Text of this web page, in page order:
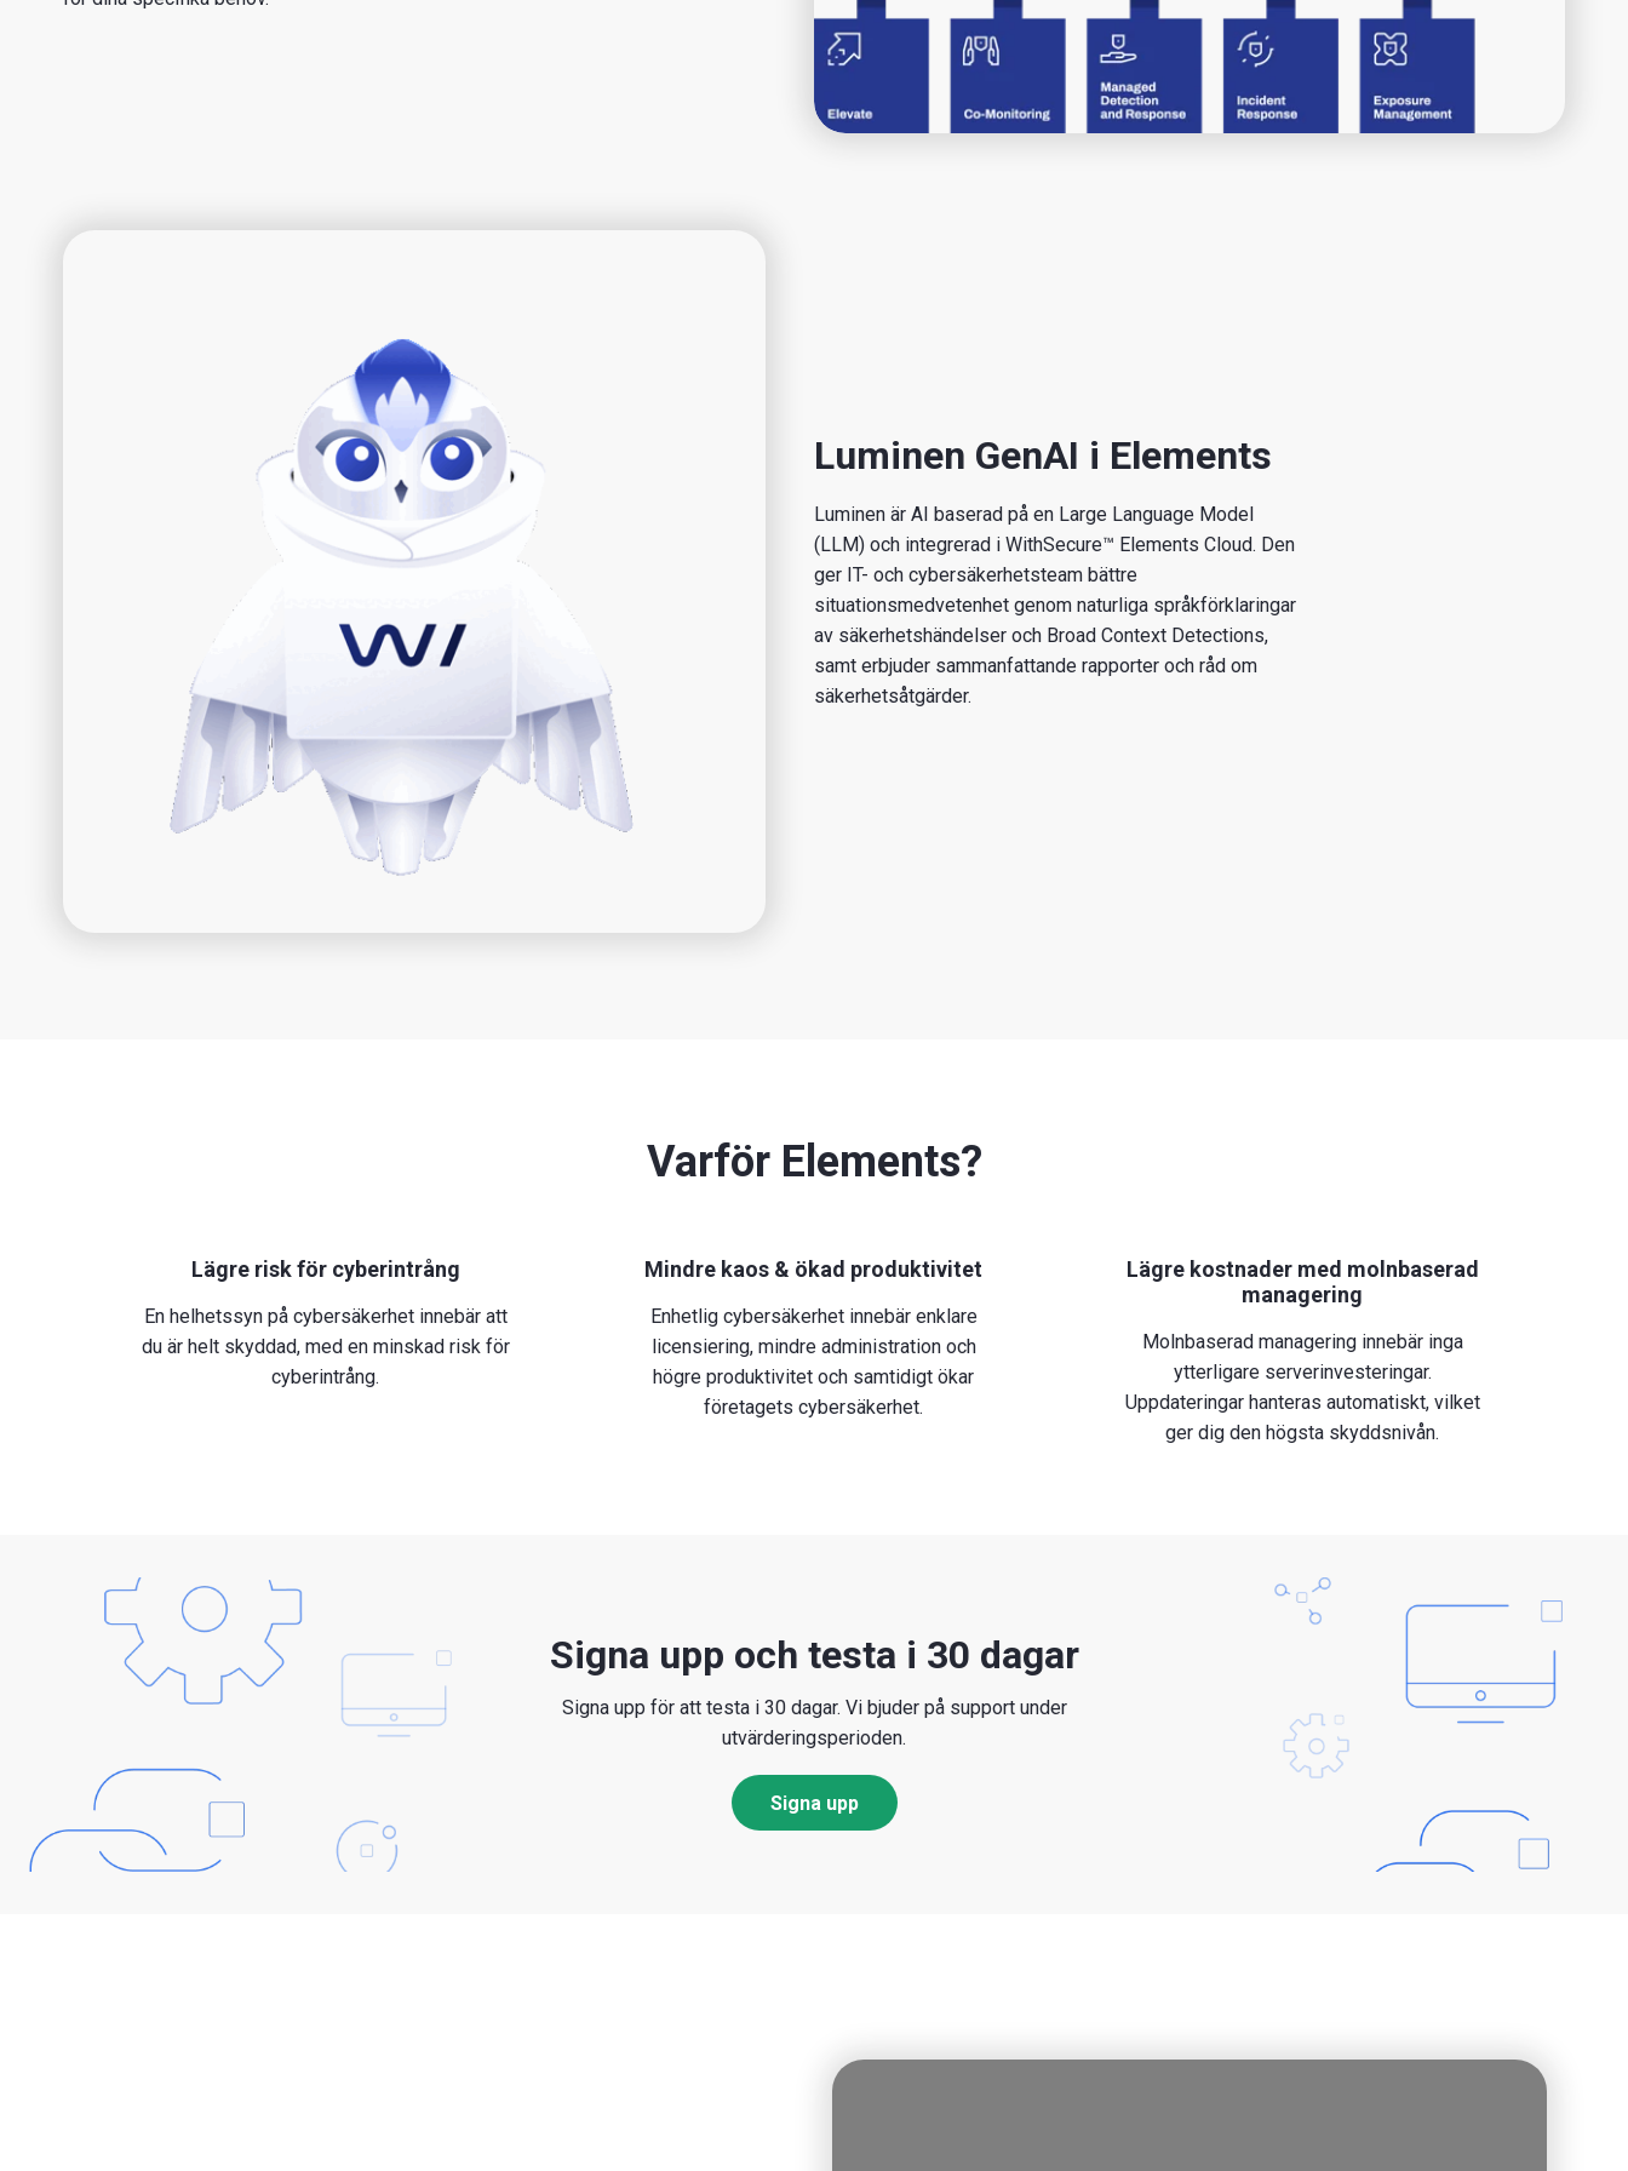
Luminen GenAI i Elements
Luminen är AI baserad på en Large Language Model
(LLM) och integrerad i WithSecure™ Elements Cloud. Den
ger IT- och cybersäkerhetsteam bättre
situationsmedvetenhet genom naturliga språkförklaringar
av säkerhetshändelser och Broad Context Detections,
samt erbjuder sammanfattande rapporter och råd om
säkerhetsåtgärder.
Varför Elements?
Lägre risk för cyberintrång
En helhetssyn på cybersäkerhet innebär att
du är helt skyddad, med en minskad risk för
cyberintrång.
Mindre kaos & ökad produktivitet
Enhetlig cybersäkerhet innebär enklare
licensiering, mindre administration och
högre produktivitet och samtidigt ökar
företagets cybersäkerhet.
Lägre kostnader med molnbaserad
managering
Molnbaserad managering innebär inga
ytterligare serverinvesteringar.
Uppdateringar hanteras automatiskt, vilket
ger dig den högsta skyddsnivån.
Signa upp och testa i 30 dagar
Signa upp för att testa i 30 dagar. Vi bjuder på support under
utvärderingsperioden.
Signa upp